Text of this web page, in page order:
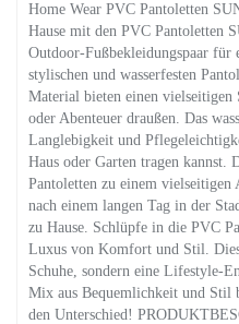
Home Wear PVC Pantoletten
Hause mit den PVC Pantoletten
Outdoor-Fußbekleidungspaar für
stylischen und wasserfesten
Material bieten einen
oder Abenteuer draußen. Das
Langlebigkeit und
Haus oder Garten tragen
Pantoletten zu einem vielseitigen
nach einem langen Tag in der
zu Hause. Schlüpfe in die PVC
Luxus von Komfort und Stil.
Schuhe, sondern eine Lifestyle-
Mix aus Bequemlichkeit und Stil
den Unterschied!